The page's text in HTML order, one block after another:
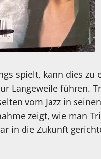
spielt, kann dies zu
Langeweile führen.
vom Jazz in
zeigt, wie man
in die Zukunft